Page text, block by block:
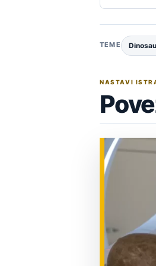
TEME
NASTAVI